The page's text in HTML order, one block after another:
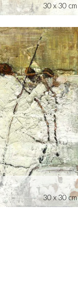
30 x 30 cm
30 x 30 cm